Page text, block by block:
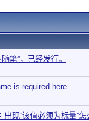
笔”，已经发行。
is required here
现“该值必须为标量”